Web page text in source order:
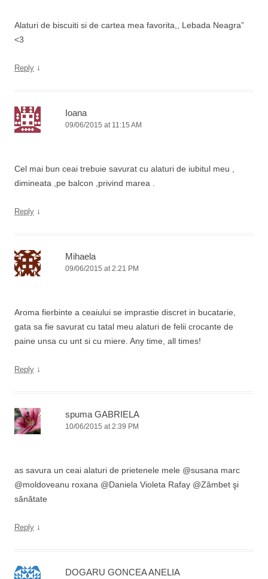
Alaturi de biscuiti si de cartea mea favorita,, Lebada Neagra”
<3
Reply ↓
Ioana
09/06/2015 at 11:15 AM
Cel mai bun ceai trebuie savurat cu alaturi de iubitul meu ,
dimineata ,pe balcon ,privind marea .
Reply ↓
Mihaela
09/06/2015 at 2:21 PM
Aroma fierbinte a ceaiului se imprastie discret in bucatarie,
gata sa fie savurat cu tatal meu alaturi de felii crocante de
paine unsa cu unt si cu miere. Any time, all times!
Reply ↓
spuma GABRIELA
10/06/2015 at 2:39 PM
as savura un ceai alaturi de prietenele mele @susana marc
@moldoveanu roxana @Daniela Violeta Rafay @Zâmbet şi
sănătate
Reply ↓
DOGARU GONCEA ANELIA